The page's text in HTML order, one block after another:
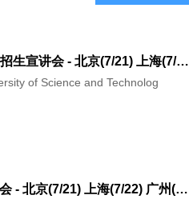
香港科大 HKUST MBA(双周班)招生宣讲会 - 北京(7/21) 上海(7/22) 广州(8/4) 深圳(8/5)
of Science and Technolog
香港科大MBA(双周班)招生宣讲会 - 北京(7/21) 上海(7/22) 广州(8/4) 深圳(8/5)